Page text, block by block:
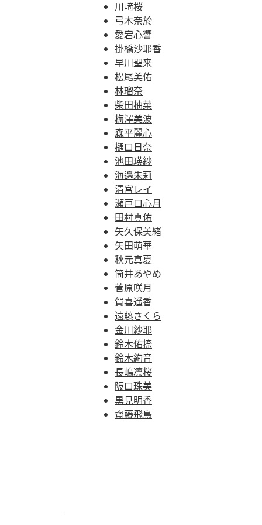
川﨑桜
弓木奈於
愛宕心響
掛橋沙耶香
早川聖来
松尾美佑
林瑠奈
柴田柚菜
梅澤美波
森平麗心
樋口日奈
池田瑛紗
海邉朱莉
清宮レイ
瀬戸口心月
田村真佑
矢久保美緒
矢田萌華
秋元真夏
筒井あやめ
菅原咲月
賀喜遥香
遠藤さくら
金川紗耶
鈴木佑捺
鈴木絢音
長嶋凛桜
阪口珠美
黒見明香
齋藤飛鳥